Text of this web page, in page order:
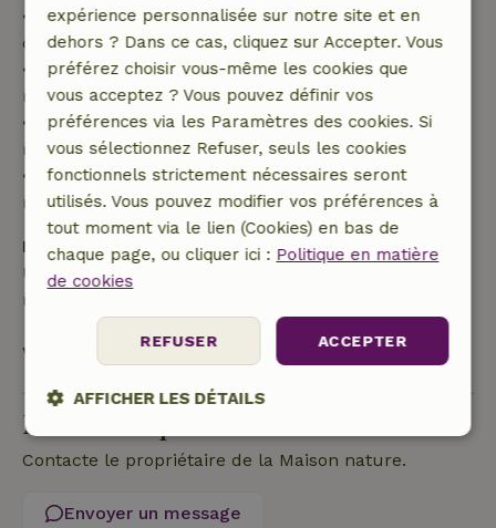
• Jusqu'à 42 jours avant l'arrivée : remboursement
de 70 %
• Entre 42 et 28 jours avant l'arrivée :
remboursement de 40 %
• De 28 jours avant l'arrivée jusqu'au jour même :
remboursement de 10 %
• Le jour de l'arrivée ou après : aucun
remboursement
Dépôt de sécurité
Une caution de 200,00 € s'applique. Tu seras
remboursé après le départ.
Voir tout
Poser une question
Contacte le propriétaire de la Maison nature.
Envoyer un message
expérience personnalisée sur notre site et en
dehors ? Dans ce cas, cliquez sur Accepter. Vous
préférez choisir vous-même les cookies que
vous acceptez ? Vous pouvez définir vos
préférences via les Paramètres des cookies. Si
vous sélectionnez Refuser, seuls les cookies
fonctionnels strictement nécessaires seront
utilisés. Vous pouvez modifier vos préférences à
tout moment via le lien (Cookies) en bas de
chaque page, ou cliquer ici : Politique en matière
de cookies
ACCEPTER
REFUSER
AFFICHER LES DÉTAILS
Strictement
nécessaires
Performance Ciblage